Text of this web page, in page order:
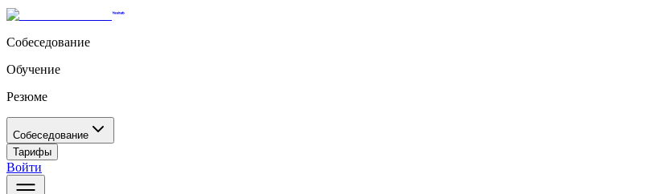
Собеседование
Обучение
Резюме
Собеседование
Тарифы
Войти